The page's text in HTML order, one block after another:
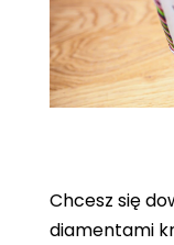
Chcesz się
diamentami